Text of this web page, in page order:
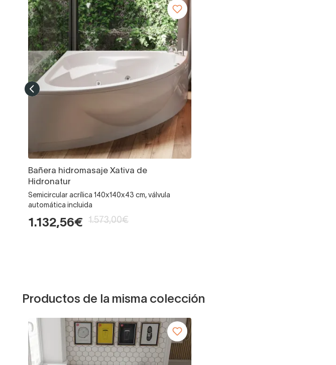
Bañera hidromasaje Xativa de
Hidronatur
Semicircular acrílica 140x140x43 cm, válvula
automática incluida
1.132,56€ 1.573,00€
Productos de la misma colección